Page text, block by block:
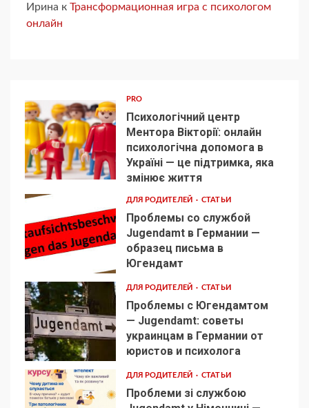
Ирина к Трансформационная игра с психологом
онлайн
1
PRO
Психологічний центр
Ментора Вікторії: онлайн
психологічна допомога в
Україні — це підтримка, яка
змінює життя
2
ДЛЯ РОДИТЕЛЕЙ СТАТЬИ
Проблемы со службой
Jugendamt в Германии —
образец письма в
Югендамт
3
ДЛЯ РОДИТЕЛЕЙ СТАТЬИ
Проблемы с Югендамтом
— Jugendamt: советы
украинцам в Германии от
юристов и психолога
ДЛЯ РОДИТЕЛЕЙ СТАТЬИ
Проблеми зі службою